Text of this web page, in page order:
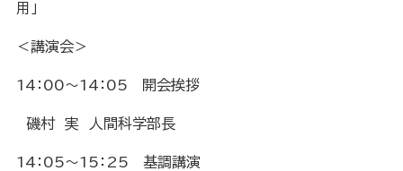
用」
＜講演会＞
14：00～14：05 開会挨拶
磯村 実 人間科学部長
14：05～15：25 基調講演